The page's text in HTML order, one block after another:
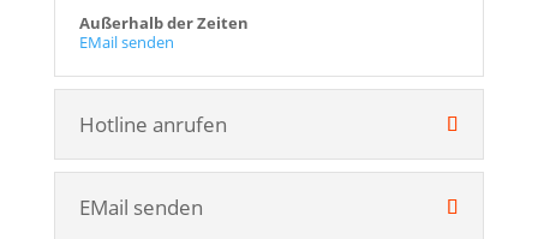
Außerhalb der Zeiten
EMail senden
Hotline anrufen
EMail senden